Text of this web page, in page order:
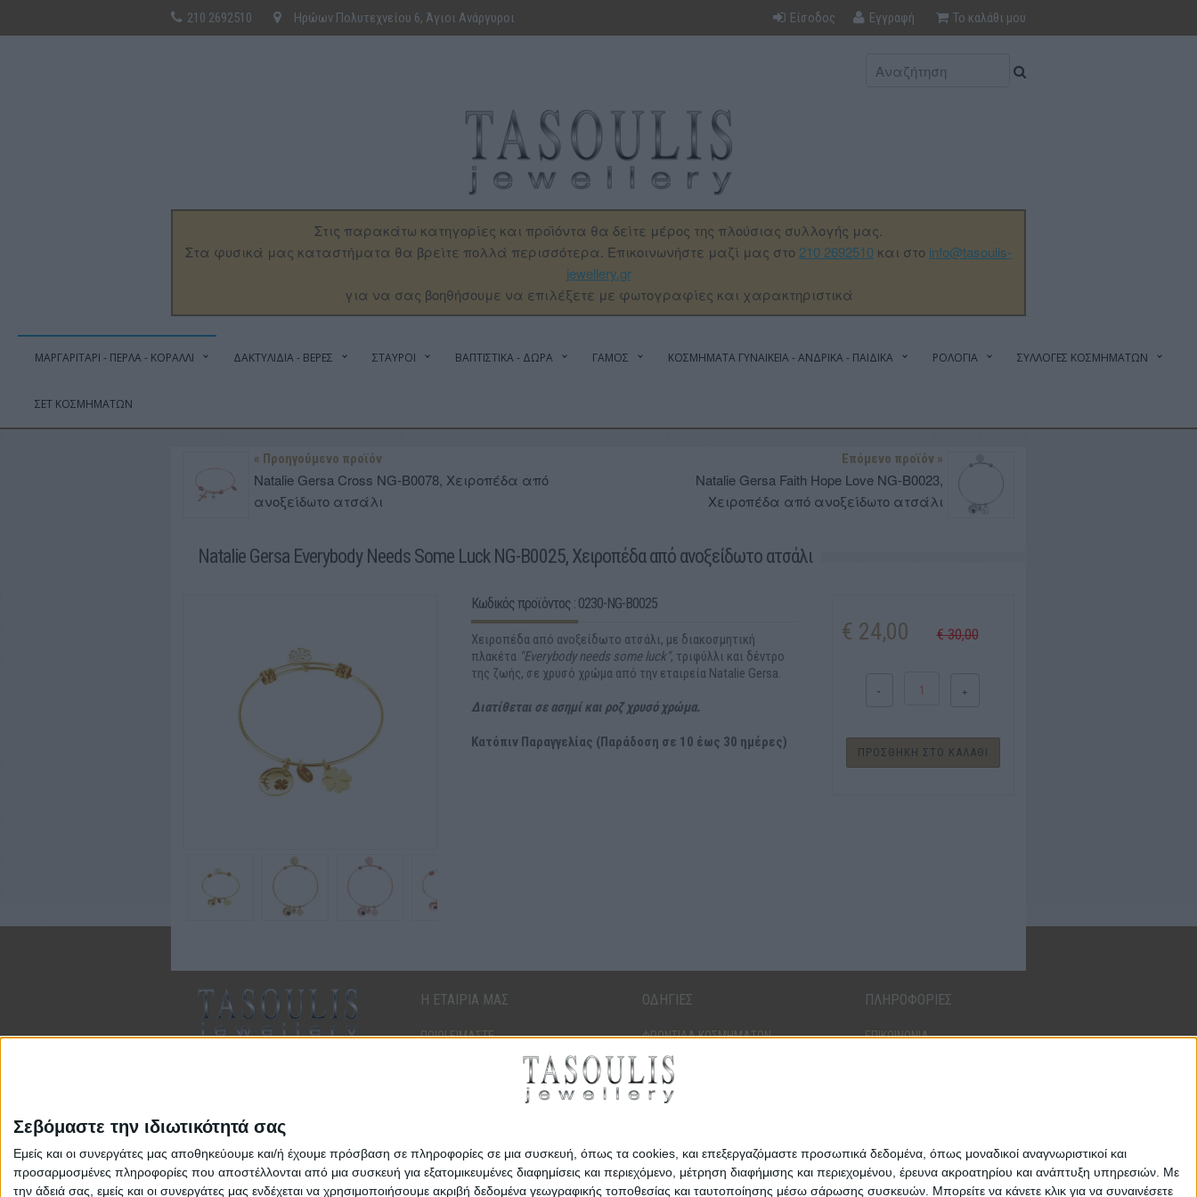
Σεβόμαστε την ιδιωτικότητά σας
Εμείς και οι συνεργάτες μας αποθηκεύουμε και/ή έχουμε πρόσβαση σε πληροφορίες σε μια συσκευή, όπως τα cookies, και επεξεργαζόμαστε προσωπικά δεδομένα, όπως μοναδικοί αναγνωριστικοί και
προσαρμοσμένες πληροφορίες που αποστέλλονται από μια συσκευή για εξατομικευμένες διαφημίσεις και περιεχόμενο, μέτρηση διαφήμισης και περιεχομένου, έρευνα ακροατηρίου και ανάπτυξη υπηρεσιών. Με
την άδειά σας, εμείς και οι συνεργάτες μας ενδέχεται να χρησιμοποιήσουμε ακριβή δεδομένα γεωγραφικής τοποθεσίας και ταυτοποίησης μέσω σάρωσης συσκευών. Μπορείτε να κάνετε κλικ για να συναινέσετε
210 2692510 Ηρώων Πολυτεχνείου 6, Άγιοι Ανάργυροι Είσοδος Εγγραφή Το καλάθι μου
Στις παρακάτω κατηγορίες και προϊόντα θα δείτε μέρος της πλούσιας συλλογής μας.
Στα φυσικά μας καταστήματα θα βρείτε πολλά περισσότερα. Επικοινωνήστε μαζί μας στο 210 2692510 και στο info@tasoulis-
jewellery.gr
για να σας βοηθήσουμε να επιλέξετε με φωτογραφίες και χαρακτηριστικά
ΜΑΡΓΑΡΙΤΑΡΙ - ΠΕΡΛΑ - ΚΟΡΑΛΛΙ ΔΑΚΤΥΛΙΔΙΑ - ΒΕΡΕΣ ΣΤΑΥΡΟΙ ΒΑΠΤΙΣΤΙΚΑ - ΔΩΡΑ ΓΑΜΟΣ ΚΟΣΜΗΜΑΤΑ ΓΥΝΑΙΚΕΙΑ - ΑΝΔΡΙΚΑ - ΠΑΙΔΙΚΑ ΡΟΛΟΓΙΑ ΣΥΛΛΟΓΕΣ ΚΟΣΜΗΜΑΤΩΝ
ΣΕΤ ΚΟΣΜΗΜΑΤΩΝ
« Προηγούμενο προϊόν
Natalie Gersa Cross NG-B0078, Χειροπέδα από
ανοξείδωτο ατσάλι
Επόμενο προϊόν »
Natalie Gersa Faith Hope Love NG-B0023,
Χειροπέδα από ανοξείδωτο ατσάλι
Natalie Gersa Everybody Needs Some Luck NG-B0025, Χειροπέδα από ανοξείδωτο ατσάλι
Κωδικός προϊόντος : 0230-NG-B0025
Χειροπέδα από ανοξείδωτο ατσάλι, με διακοσμητική
πλακέτα "Everybody needs some luck", τριφύλλι και δέντρο
της ζωής, σε χρυσό χρώμα από την εταιρεία Natalie Gersa.
Διατίθεται σε ασημί και ροζ χρυσό χρώμα.
Κατόπιν Παραγγελίας (Παράδοση σε 10 έως 30 ημέρες)
€ 24,00 € 30,00
- +
ΠΡΟΣΘΗΚΗ ΣΤΟ ΚΑΛΑΘΙ
Αρ. Γ.Ε.ΜΗ: 118516601000
Η ΕΤΑΙΡΙΑ ΜΑΣ
ΠΟΙΟΙ ΕΙΜΑΣΤΕ
ΤΑ ΚΑΤΑΣΤΗΜΑΤΑ ΜΑΣ
ΟΔΗΓΙΕΣ
ΦΡΟΝΤΙΔΑ ΚΟΣΜΗΜΑΤΩΝ
ΔΙΑΜΑΝΤΙΑ
ΠΟΛΥΤΙΜΟΙ ΛΙΘΟΙ
ΠΟΛΥΤΙΜΑ ΜΕΤΑΛΛΑ
ΠΛΗΡΟΦΟΡΙΕΣ
ΕΠΙΚΟΙΝΩΝΙΑ